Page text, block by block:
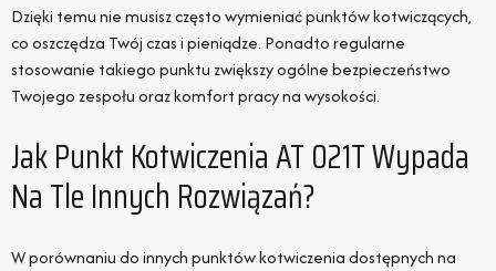
Dzięki temu nie musisz często wymieniać punktów kotwiczących,
co oszczędza Twój czas i pieniądze. Ponadto regularne
stosowanie takiego punktu zwiększy ogólne bezpieczeństwo
Twojego zespołu oraz komfort pracy na wysokości.
Jak Punkt Kotwiczenia AT 021T Wypada
Na Tle Innych Rozwiązań?
W porównaniu do innych punktów kotwiczenia dostępnych na